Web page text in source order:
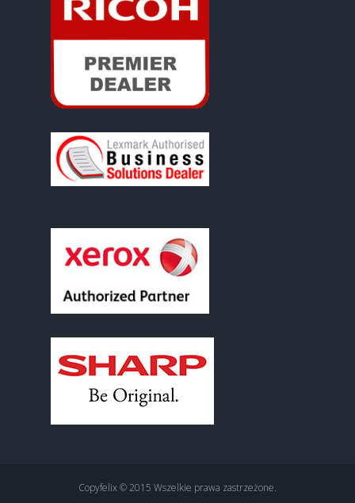
Copyfelix © 2015 Wszelkie prawa zastrzeżone.